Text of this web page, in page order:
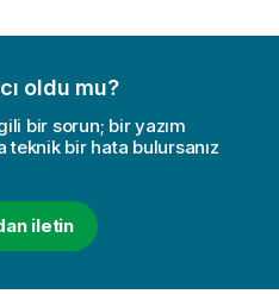
oldu mu?
bir sorun; bir yazım
teknik bir hata bulursanız
iletin